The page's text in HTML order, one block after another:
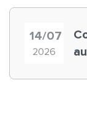
14/07
2026